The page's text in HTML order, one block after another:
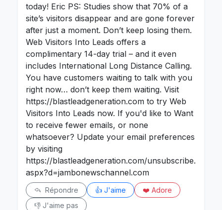
today! Eric PS: Studies show that 70% of a
site’s visitors disappear and are gone forever
after just a moment. Don’t keep losing them.
Web Visitors Into Leads offers a
complimentary 14-day trial – and it even
includes International Long Distance Calling.
You have customers waiting to talk with you
right now… don’t keep them waiting. Visit
https://blastleadgeneration.com to try Web
Visitors Into Leads now. If you'd like to Want
to receive fewer emails, or none
whatsoever? Update your email preferences
by visiting
https://blastleadgeneration.com/unsubscribe.
aspx?d=jambonewschannel.com
Répondre 👍 J'aime
❤️ Adore
👎 J'aime pas